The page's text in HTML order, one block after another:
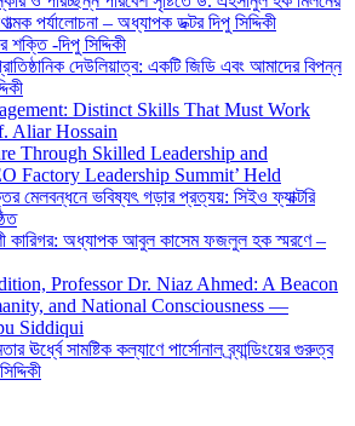
পর্যালোচনা – অধ্যাপক ডক্টর দিপু সিদ্দিকী
-দিপু সিদ্দিকী
দেউলিয়াত্ব: একটি জিডি এবং আমাদের বিপন্ন
Distinct Skills That Must Work
Aliar Hossain
Through Skilled Leadership and
Factory Leadership Summit’ Held
মেলবন্ধনে ভবিষ্যৎ গড়ার প্রত্যয়: সিইও ফ্যাক্টরি
কারিগর: অধ্যাপক আবুল কাসেম ফজলুল হক স্মরণে –
Professor Dr. Niaz Ahmed: A Beacon
and National Consciousness —
Siddiqui
ঊর্ধ্বে সামষ্টিক কল্যাণে পার্সোনাল ব্র্যান্ডিংয়ের গুরুত্ব